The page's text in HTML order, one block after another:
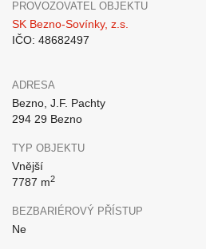
PROVOZOVATEL OBJEKTU
SK Bezno-Sovínky, z.s.
IČO: 48682497
ADRESA
Bezno, J.F. Pachty
294 29 Bezno
TYP OBJEKTU
Vnější
7787 m2
BEZBARIÉROVÝ PŘÍSTUP
Ne